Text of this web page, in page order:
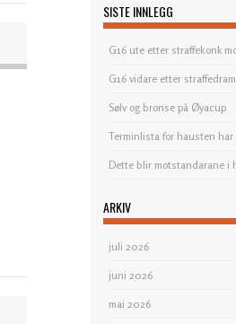
SISTE INNLEGG
G16 ute etter straffekonk
G16 vidare etter
Sølv og bronse på Øyacup
Terminlista for hausten har
Dette blir motstandarane i
ARKIV
juli 2026
juni 2026
mai 2026